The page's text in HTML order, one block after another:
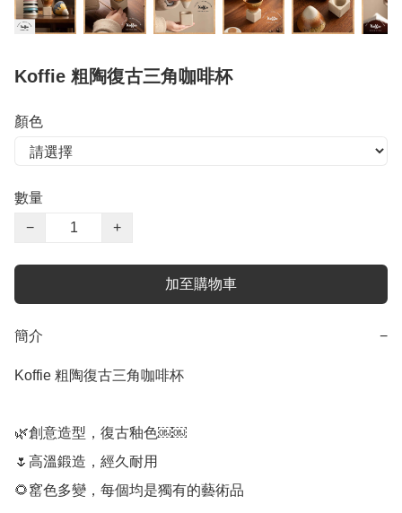
Koffie 粗陶復古三角咖啡杯
顏色
數量
−
+
加至購物車
簡介 −
Koffie 粗陶復古三角咖啡杯
🌿創意造型，復古釉色￼￼
🌷高溫鍛造，經久耐用
🌻窰色多變，每個均是獨有的藝術品